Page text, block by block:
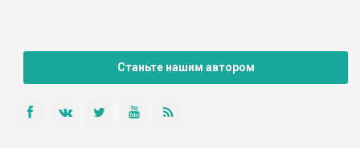
Станьте нашим автором